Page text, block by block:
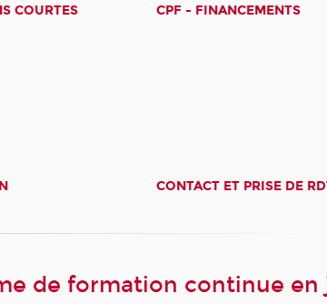
COURTES CPF - FINANCEMENTS
CONTACT ET PRISE DE
de formation continue